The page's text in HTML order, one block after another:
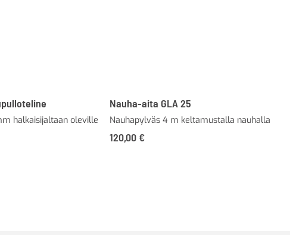
halkaisijaltaan oleville
Nauha-aita GLA 25
Nauhapylväs 4 m keltamustalla nauhalla
120,00 €